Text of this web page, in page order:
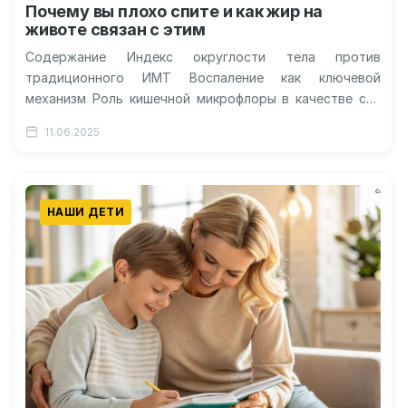
Почему вы плохо спите и как жир на
животе связан с этим
Содержание Индекс округлости тела против
традиционного ИМТ Воспаление как ключевой
механизм Роль кишечной микрофлоры в качестве сна
дисбаланс и метаболические…
11.06.2025
НАШИ ДЕТИ